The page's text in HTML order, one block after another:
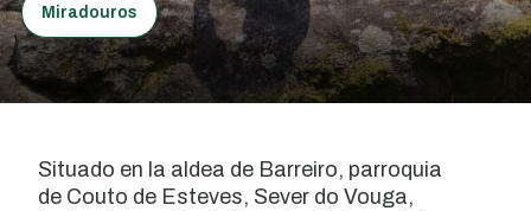
Miradouros
Situado en la aldea de Barreiro, parroquia
de Couto de Esteves, Sever do Vouga,